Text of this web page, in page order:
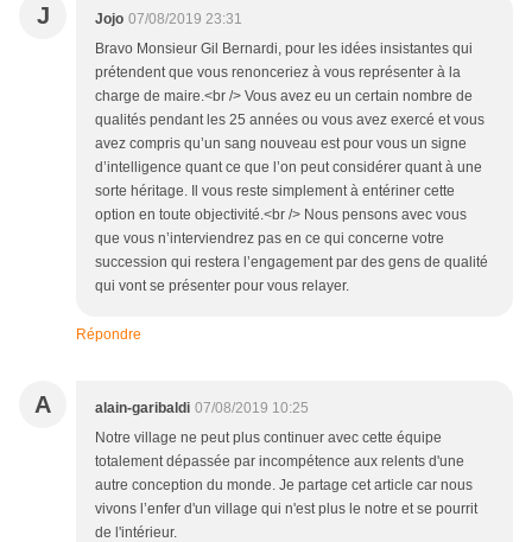
J Jojo 07/08/2019 23:31
Bravo Monsieur Gil Bernardi, pour les idées insistantes qui
prétendent que vous renonceriez à vous représenter à la
charge de maire.<br /> Vous avez eu un certain nombre de
qualités pendant les 25 années ou vous avez exercé et vous
avez compris qu’un sang nouveau est pour vous un signe
d’intelligence quant ce que l’on peut considérer quant à une
sorte héritage. Il vous reste simplement à entériner cette
option en toute objectivité.<br /> Nous pensons avec vous
que vous n’interviendrez pas en ce qui concerne votre
succession qui restera l’engagement par des gens de qualité
qui vont se présenter pour vous relayer.
Répondre
A alain-garibaldi 07/08/2019 10:25
Notre village ne peut plus continuer avec cette équipe
totalement dépassée par incompétence aux relents d'une
autre conception du monde. Je partage cet article car nous
vivons l’enfer d'un village qui n'est plus le notre et se pourrit
de l'intérieur.